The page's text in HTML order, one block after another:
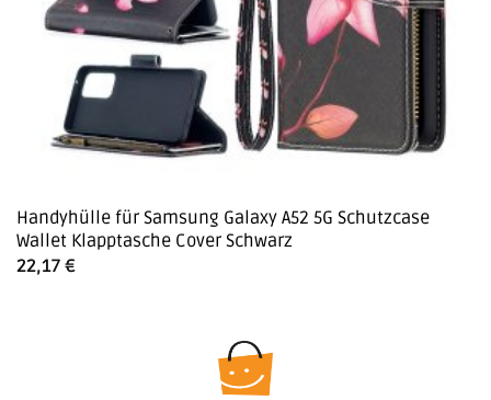
Handyhülle für Samsung Galaxy A52 5G Schutzcase
Wallet Klapptasche Cover Schwarz
22,17 €